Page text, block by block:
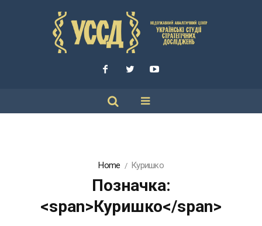
Home Куришко
Позначка:
<span>Куришко</span>